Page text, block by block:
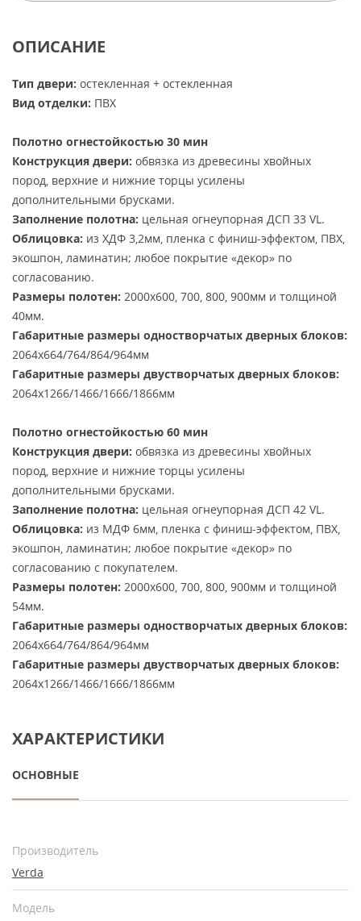
ОПИСАНИЕ
Тип двери: остекленная + остекленная
Вид отделки: ПВХ
Полотно огнестойкостью 30 мин
Конструкция двери: обвязка из древесины хвойных
пород, верхние и нижние торцы усилены
дополнительными брусками.
Заполнение полотна: цельная огнеупорная ДСП 33 VL.
Облицовка: из ХДФ 3,2мм, пленка с финиш-эффектом, ПВХ,
экошпон, ламинатин; любое покрытие «декор» по
согласованию.
Размеры полотен: 2000х600, 700, 800, 900мм и толщиной
40мм.
Габаритные размеры одностворчатых дверных блоков:
2064х664/764/864/964мм
Габаритные размеры двустворчатых дверных блоков:
2064х1266/1466/1666/1866мм
Полотно огнестойкостью 60 мин
Конструкция двери: обвязка из древесины хвойных
пород, верхние и нижние торцы усилены
дополнительными брусками.
Заполнение полотна: цельная огнеупорная ДСП 42 VL.
Облицовка: из МДФ 6мм, пленка с финиш-эффектом, ПВХ,
экошпон, ламинатин; любое покрытие «декор» по
согласованию с покупателем.
Размеры полотен: 2000х600, 700, 800, 900мм и толщиной
54мм.
Габаритные размеры одностворчатых дверных блоков:
2064х664/764/864/964мм
Габаритные размеры двустворчатых дверных блоков:
2064х1266/1466/1666/1866мм
ХАРАКТЕРИСТИКИ
ОСНОВНЫЕ
Производитель
Verda
Модель